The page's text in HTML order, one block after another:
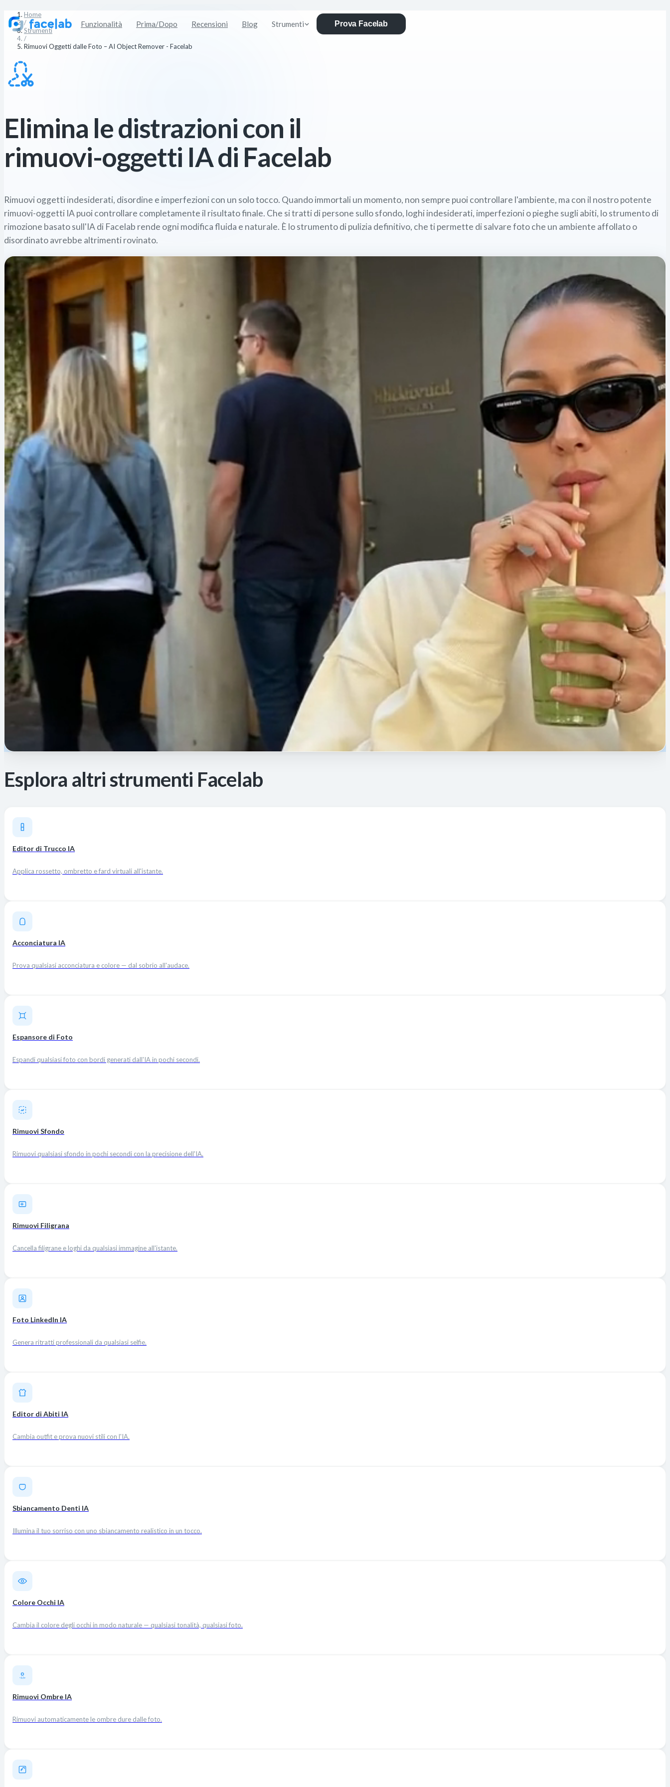
Funzionalità Prima/Dopo Recensioni Blog Strumenti Prova Facelab
Home
/
Strumenti
/
Rimuovi Oggetti dalle Foto – AI Object Remover - Facelab
Elimina le distrazioni con il
rimuovi-oggetti IA di Facelab
Rimuovi oggetti indesiderati, disordine e imperfezioni con un solo tocco. Quando immortali un momento, non sempre puoi controllare l'ambiente, ma con il nostro potente
rimuovi-oggetti IA puoi controllare completamente il risultato finale. Che si tratti di persone sullo sfondo, loghi indesiderati, imperfezioni o pieghe sugli abiti, lo strumento di
rimozione basato sull'IA di Facelab rende ogni modifica fluida e naturale. È lo strumento di pulizia definitivo, che ti permette di salvare foto che un ambiente affollato o
disordinato avrebbe altrimenti rovinato.
Esplora altri strumenti Facelab
Editor di Trucco IA
Applica rossetto, ombretto e fard virtuali all'istante.
Acconciatura IA
Prova qualsiasi acconciatura e colore — dal sobrio all'audace.
Espansore di Foto
Espandi qualsiasi foto con bordi generati dall'IA in pochi secondi.
Rimuovi Sfondo
Rimuovi qualsiasi sfondo in pochi secondi con la precisione dell'IA.
Rimuovi Filigrana
Cancella filigrane e loghi da qualsiasi immagine all'istante.
Foto LinkedIn IA
Genera ritratti professionali da qualsiasi selfie.
Editor di Abiti IA
Cambia outfit e prova nuovi stili con l'IA.
Sbiancamento Denti IA
Illumina il tuo sorriso con uno sbiancamento realistico in un tocco.
Colore Occhi IA
Cambia il colore degli occhi in modo naturale — qualsiasi tonalità, qualsiasi foto.
Rimuovi Ombre IA
Rimuovi automaticamente le ombre dure dalle foto.